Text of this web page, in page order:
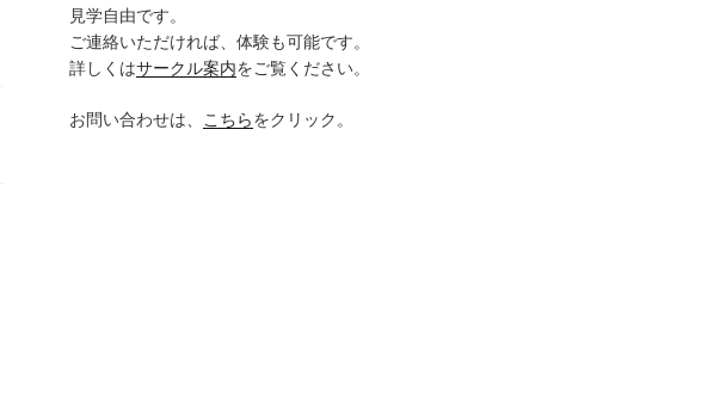
見学自由です。
ご連絡いただければ、体験も可能です。
詳しくはサークル案内をご覧ください。
お問い合わせは、 こちらをクリック。